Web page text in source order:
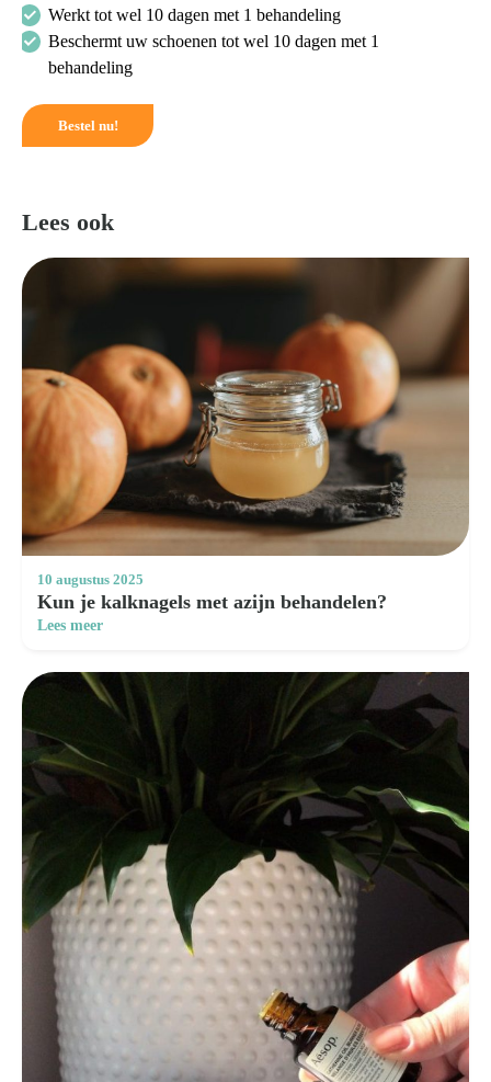
Werkt tot wel 10 dagen met 1 behandeling
Beschermt uw schoenen tot wel 10 dagen met 1
behandeling
Bestel nu!
Lees ook
10 augustus 2025
Kun je kalknagels met azijn behandelen?
Lees meer